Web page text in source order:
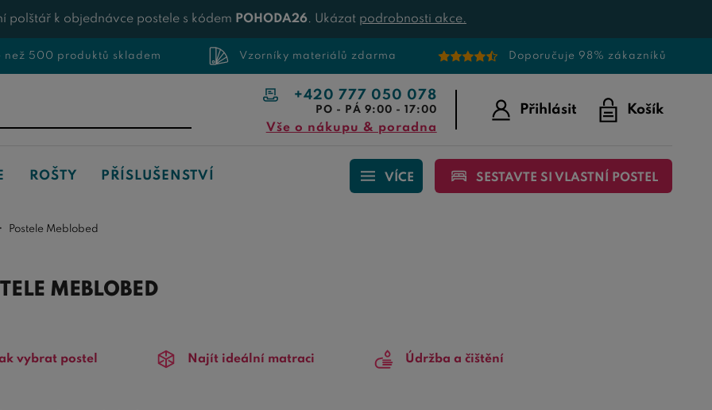
polštář k objednávce postele s kódem POHODA26. Ukázat podrobnosti akce.
než 500 produktů skladem Vzorníky materiálů zdarma Doporučuje 98% zákazníků
+420 777 050 078
PO - PÁ 9:00 - 17:00
Vše o nákupu & poradna
Přihlásit Košík
ROŠTY PŘÍSLUŠENSTVÍ VÍCE SESTAVTE SI VLASTNÍ POSTEL
Postele Meblobed
MEBLOBED
vybrat postel Najít ideální matraci Údržba a čištění